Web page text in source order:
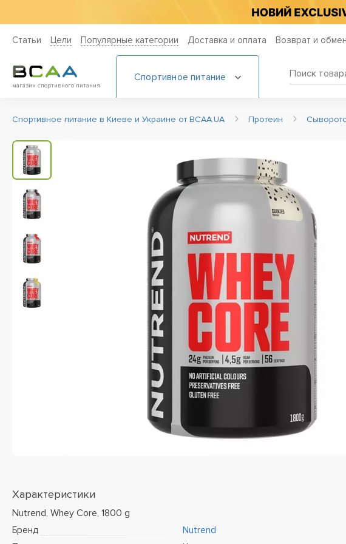
Статьи Цели Популярные категории Доставка и оплата Возврат и обмен
магазин спортивного питания
Спортивное питание
Спортивное питание в Киеве и Украине от BCAA.UA Протеин
Характеристики
Nutrend, Whey Core, 1800 g
Бренд
Nutrend